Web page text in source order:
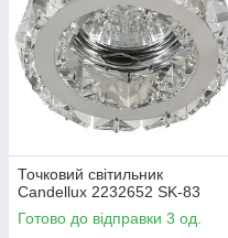
Точковий світильник
Candellux 2232652 SK-83
Готово до відправки 3 од.